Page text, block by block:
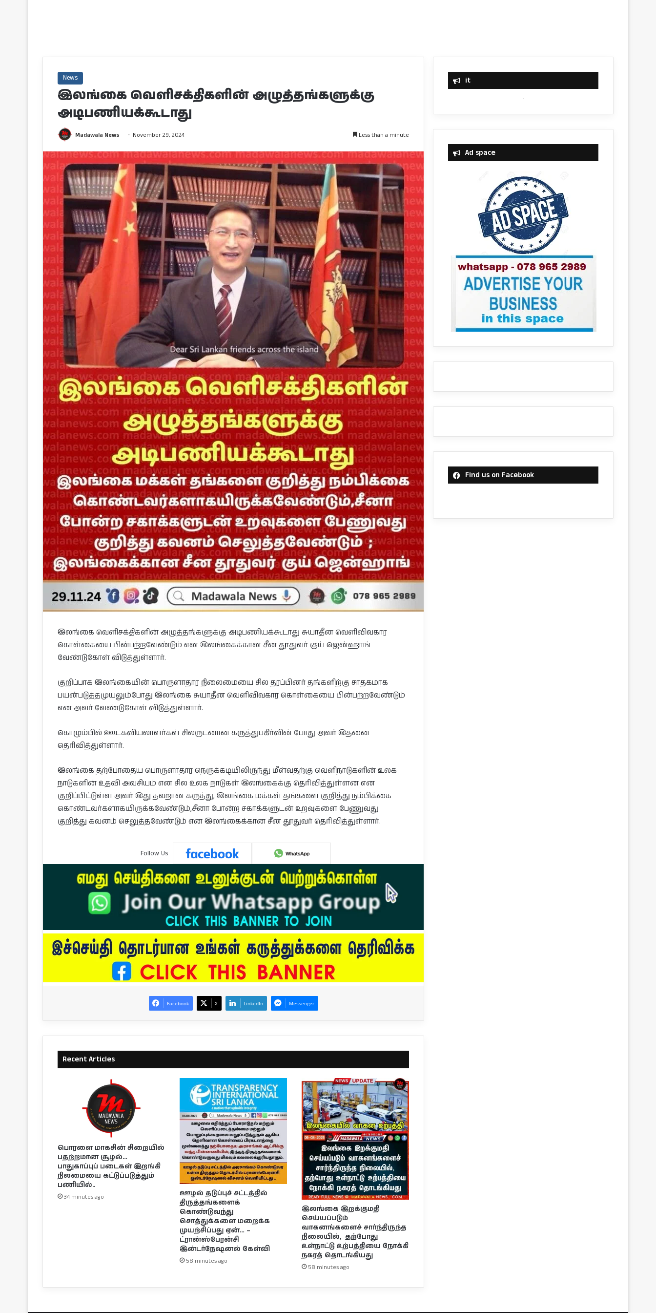
News
இலங்கை வெளிசக்திகளின் அழுத்தங்களுக்கு
அடிபணியக்கூடாது
Madawala News November 29, 2024 Less than a minute
இலங்கை வெளிசக்திகளின் அழுத்தங்களுக்கு அடிபணியக்கூடாது சுயாதீன வெளிவிவகார
கொள்கையை பின்பற்றவேண்டும் என இலங்கைக்கான சீன தூதுவர் குய் ஜென்ஹாங்
வேண்டுகோள் விடுத்துள்ளார்.
குறிப்பாக இலங்கையின் பொருளாதார நிலைமையை சில தரப்பினர் தங்களிற்கு சாதகமாக
பயன்படுத்தமுயலும்போது இலங்கை சுயாதீன வெளிவிவகார கொள்கையை பின்பற்றவேண்டும்
என அவர் வேண்டுகோள் விடுத்துள்ளார்.
கொழும்பில் ஊடகவியலாளர்கள் சிலருடனான கருத்துபகிர்வின் போது அவர் இதனை
தெரிவித்துள்ளார்.
இலங்கை தற்போதைய பொருளாதார நெருக்கடியிலிருந்து மீள்வதற்கு வெளிநாடுகளின் உலக
நாடுகளின் உதவி அவசியம் என சில உலக நாடுகள் இலங்கைக்கு தெரிவித்துள்ளன என
குறிப்பிட்டுள்ள அவர் இது தவறான கருத்து, இலங்கை மக்கள் தங்களை குறித்து நம்பிக்கை
கொண்டவர்களாகயிருக்கவேண்டும்,சீனா போன்ற சகாக்களுடன் உறவுகளை பேணுவது
குறித்து கவனம் செலுத்தவேண்டும் என இலங்கைக்கான சீன தூதுவர் தெரிவித்துள்ளார்.
Follow Us
Facebook X LinkedIn Messenger
Recent Articles
பொரளை மாகசின் சிறையில்
பதற்றமான சூழல்…
பாதுகாப்புப் படைகள் இறங்கி
நிலமையை கட்டுப்படுத்தும்
பணியில்..
34 minutes ago
ஊழல் தடுப்புச் சட்டத்தில்
திருத்தங்களைக்
கொண்டுவந்து
சொத்துக்களை மறைக்க
முயற்சிப்பது ஏன்… –
ட்ரான்ஸ்பேரன்சி
இன்டர்நேஷனல் கேள்வி
58 minutes ago
இலங்கை இறக்குமதி
செய்யப்படும்
வாகனங்களைச் சார்ந்திருந்த
நிலையில், தற்போது
உள்நாட்டு உற்பத்தியை நோக்கி
நகரத் தொடங்கியது
58 minutes ago
it
Ad space
Find us on Facebook